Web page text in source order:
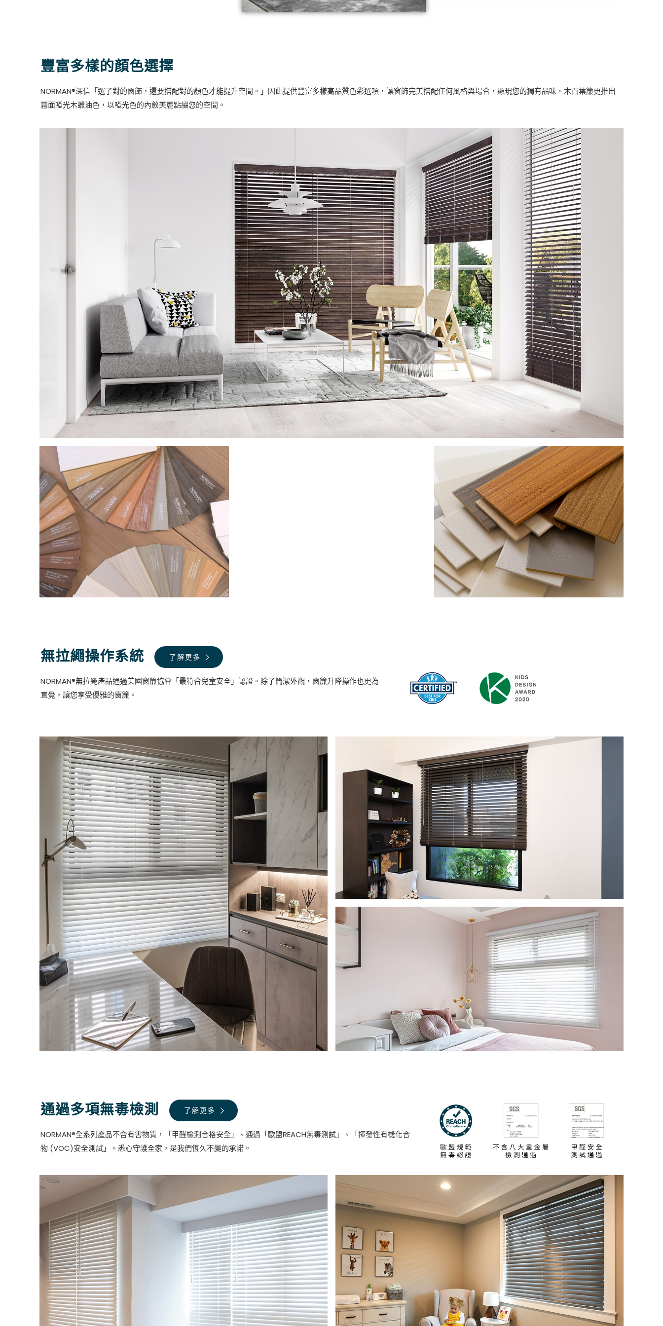
豐富多樣的顏色選擇
NORMAN®深信「選了對的窗飾，還要搭配對的顏色才能提升空間。」因此提供豐富多樣高品質色彩選項，讓窗飾完美搭配任何風格與場合，顯現您的獨有品味。木百葉簾更推出
霧面啞光木蠟油色，以啞光色的內斂美麗點綴您的空間。
無拉繩操作系統 了解更多
NORMAN®無拉繩產品通過美國窗簾協會「最符合兒童安全」認證。除了簡潔外觀，窗簾升降操作也更為
直覺，讓您享受優雅的窗簾。
通過多項無毒檢測 了解更多
NORMAN®全系列產品不含有害物質，「甲醛檢測合格安全」、通過「歐盟REACH無毒測試」、「揮發性有機化合
物 (VOC)安全測試」。悉心守護全家，是我們恆久不變的承諾。